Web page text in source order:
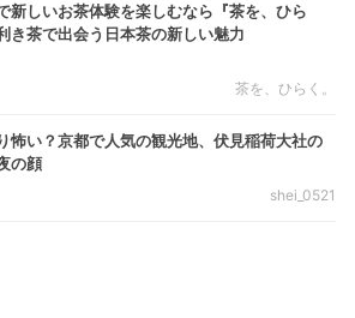
新しいお茶体験を楽しむなら『茶を、ひら
き茶で出会う日本茶の新しい魅力
茶を、ひらく。
怖い？京都で人気の観光地、伏見稲荷大社の
の顔
shei_0521